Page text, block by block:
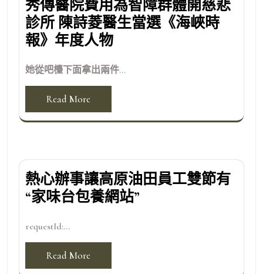
秀傳醫院費用為智障群體開慈悲
診所 陳詩菱醫生當選《海峽時
報》年度人物
她從吧檯下面拿出兩件...
Read More
熱心辦事讓高原油田員工雙節有
“家味台包養網站”
requestId:...
Read More